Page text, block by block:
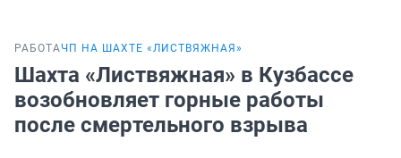
РАБОТАЧП НА ШАХТЕ «ЛИСТВЯЖНАЯ»
Шахта «Листвяжная» в Кузбассе
возобновляет горные работы
после смертельного взрыва